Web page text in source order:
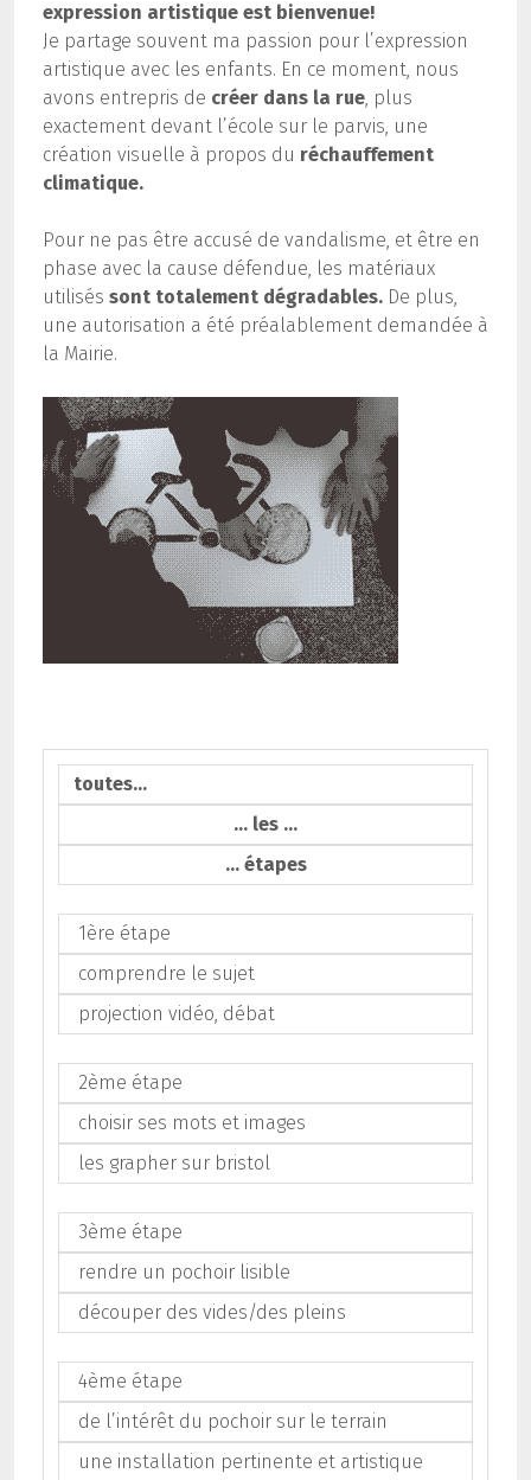
expression artistique est bienvenue!
Je partage souvent ma passion pour l’expression
artistique avec les enfants. En ce moment, nous
avons entrepris de créer dans la rue, plus
exactement devant l’école sur le parvis, une
création visuelle à propos du réchauffement
climatique.
Pour ne pas être accusé de vandalisme, et être en
phase avec la cause défendue, les matériaux
utilisés sont totalement dégradables. De plus,
une autorisation a été préalablement demandée à
la Mairie.
toutes…
… les …
… étapes
1ère étape
comprendre le sujet
projection vidéo, débat
2ème étape
choisir ses mots et images
les grapher sur bristol
3ème étape
rendre un pochoir lisible
découper des vides/des pleins
4ème étape
de l’intérêt du pochoir sur le terrain
une installation pertinente et artistique